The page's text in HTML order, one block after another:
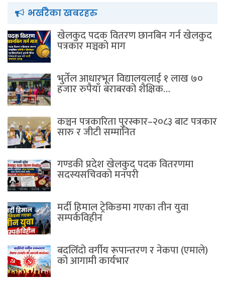
भर्खरैका खबरहरु
खेलकुद पदक वितरण छानबिन गर्न खेलकुद
पत्रकार मञ्चकाे माग
भुर्तेल आधारभूत विद्यालयलाई १ लाख ७०
हजार रुपैयाँ बराबरको शैक्षिक…
कञ्चन पत्रकारिता पुरस्कार–२०८३ बाट पत्रकार
सारु र जीटी सम्मानित
गण्डकी प्रदेश खेलकुद पदक वितरणमा
सदस्यसचिवकाे मनपरी
मर्दी हिमाल ट्रेकिङमा गएका तीन युवा
सम्पर्कविहीन
बदलिँदो वर्गीय रूपान्तरण र नेकपा (एमाले)
को आगामी कार्यभार